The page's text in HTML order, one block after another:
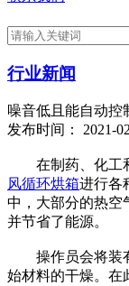
行业新闻
噪音低且能自动控
发布时间： 2021-
在制药、化工和
风循环烘箱进行各
中，大部分的热空
并节省了能源。
操作员会将装有
始材料的干燥。在